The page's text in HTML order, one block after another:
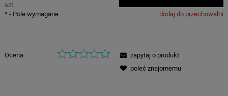
szt.
dodaj do przechowalni
*- Pole wymagane
Ocena:
zapytaj o produkt
poleć znajomemu